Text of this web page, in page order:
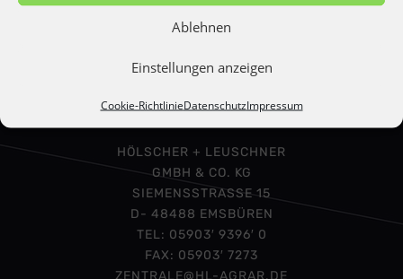
Ablehnen
Einstellungen anzeigen
Cookie-RichtlinieDatenschutzImpressum
Werden Sie Mitglied bei uns
HÖLSCHER + LEUSCHNER
GMBH & CO. KG
SIEMENSSTRASSE 15
D- 48488 EMSBÜREN
TEL: 05903′ 9396′ 0
FAX: 05903′ 7273
ZENTRALE@HL-AGRAR.DE